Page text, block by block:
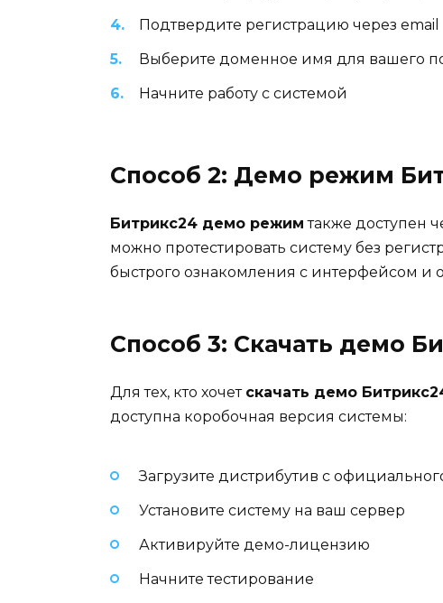
Подтвердите регистрацию через email
Выберите доменное имя для вашего
Начните работу с системой
Способ 2: Демо режим
Битрикс24 демо режим также доступен
можно протестировать систему без
быстрого ознакомления с интерфейсом
Способ 3: Скачать демо
Для тех, кто хочет скачать демо
доступна коробочная версия системы:
Загрузите дистрибутив с
Установите систему на ваш сервер
Активируйте демо-лицензию
Начните тестирование